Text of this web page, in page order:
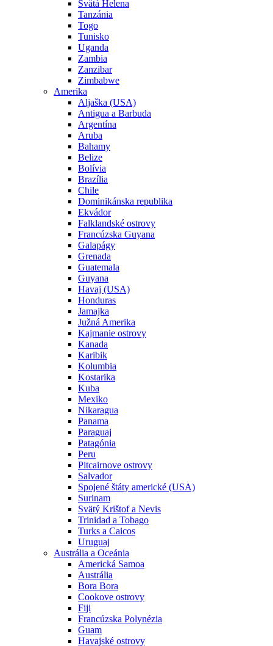
Svätá Helena
Tanzánia
Togo
Tunisko
Uganda
Zambia
Zanzibar
Zimbabwe
Amerika
Aljaška (USA)
Antigua a Barbuda
Argentína
Aruba
Bahamy
Belize
Bolívia
Brazília
Chile
Dominikánska republika
Ekvádor
Falklandské ostrovy
Francúzska Guyana
Galapágy
Grenada
Guatemala
Guyana
Havaj (USA)
Honduras
Jamajka
Južná Amerika
Kajmanie ostrovy
Kanada
Karibik
Kolumbia
Kostarika
Kuba
Mexiko
Nikaragua
Panama
Paraguaj
Patagónia
Peru
Pitcairnove ostrovy
Salvador
Spojené štáty americké (USA)
Surinam
Svätý Krištof a Nevis
Trinidad a Tobago
Turks a Caicos
Uruguaj
Austrália a Oceánia
Americká Samoa
Austrália
Bora Bora
Cookove ostrovy
Fiji
Francúzska Polynézia
Guam
Havajské ostrovy